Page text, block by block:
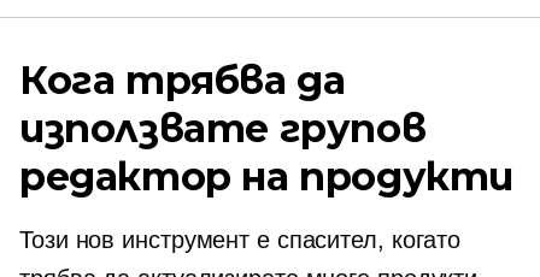
Кога трябва да
използвате групов
редактор на продукти
Този нов инструмент е спасител, когато